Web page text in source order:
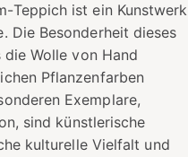
Teppich ist ein Kunstwerk
Die Besonderheit dieses
Wolle von Hand
Pflanzenfarben
Exemplare,
sind künstlerische
kulturelle Vielfalt und